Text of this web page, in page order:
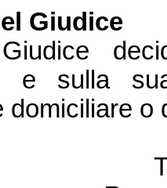
Giudice
e sulla
domiciliare